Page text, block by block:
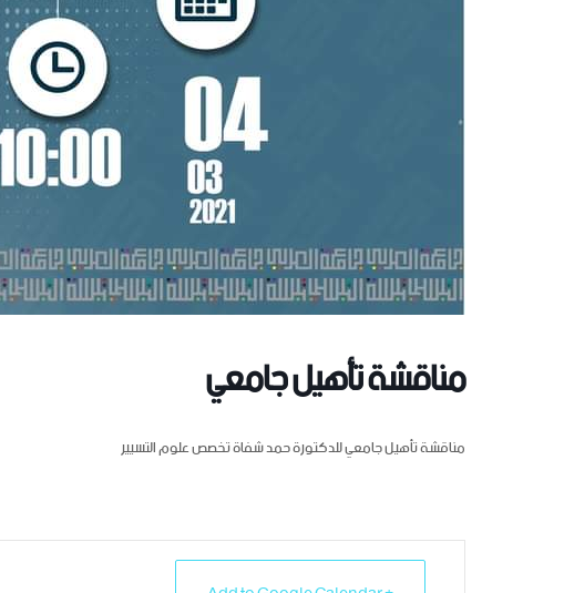
مناقشة تأهيل جامعي
مناقشة تأهيل جامعي للدكتورة حمد شفاة تخصص علوم التسيير